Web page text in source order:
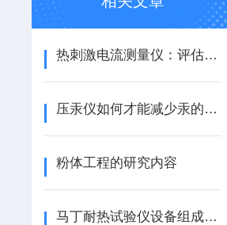
热刺激电流测量仪：评估材料热学性质与性能表现的工具
压汞仪如何才能减少汞的消耗
粉体工程的研究内容
马丁耐热试验仪设备组成部分有哪些